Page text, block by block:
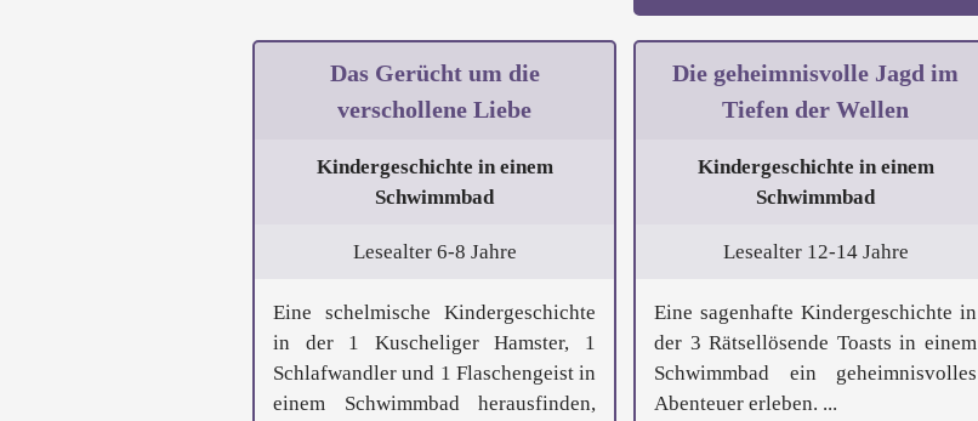
Das Gerücht um die
verschollene Liebe
Kindergeschichte in einem
Schwimmbad
Lesealter 6-8 Jahre
Eine schelmische Kindergeschichte
in der 1 Kuscheliger Hamster, 1
Schlafwandler und 1 Flaschengeist in
einem Schwimmbad herausfinden,
Die geheimnisvolle Jagd im
Tiefen der Wellen
Kindergeschichte in einem
Schwimmbad
Lesealter 12-14 Jahre
Eine sagenhafte Kindergeschichte in
der 3 Rätsellösende Toasts in einem
Schwimmbad ein geheimnisvolles
Abenteuer erleben. ...